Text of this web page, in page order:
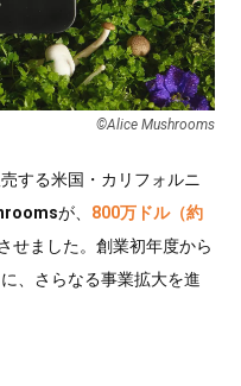
©Alice Mushrooms
する米国・カリフォルニ
が、 800万ドル（約
せました。創業初年度から
、さらなる事業拡大を進